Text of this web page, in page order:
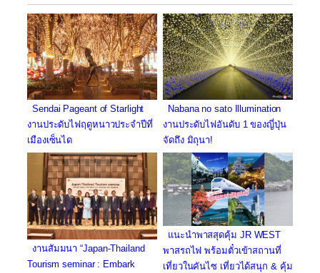
Sendai Pageant of Starlight
งานประดับไฟฤดูหนาวประจำปีที่
เมืองเซ็นได
Nabana no sato Illumination
งานประดับไฟอันดับ 1 ของญี่ปุ่น
จัดถึง มิถุนา!
งานสัมมนา“Japan-Thailand
Tourism seminar : Embark
แนะนำพาสสุดคุ้ม JR WEST
พาสรถไฟ พร้อมตั๋วเข้าสถานที่
เที่ยวในคันไซ เที่ยวได้สนุก & คุ้ม